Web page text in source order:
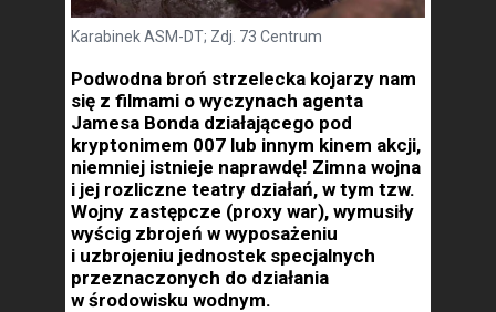
Karabinek ASM-DT; Zdj. 73 Centrum
Podwodna broń strzelecka kojarzy nam
się z filmami o wyczynach agenta
Jamesa Bonda działającego pod
kryptonimem 007 lub innym kinem akcji,
niemniej istnieje naprawdę! Zimna wojna
i jej rozliczne teatry działań, w tym tzw.
Wojny zastępcze (proxy war), wymusiły
wyścig zbrojeń w wyposażeniu
i uzbrojeniu jednostek specjalnych
przeznaczonych do działania
w środowisku wodnym.